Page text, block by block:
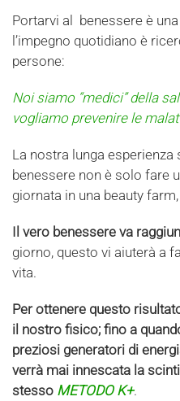
Portarvi al benessere è
l’impegno quotidiano è
persone:
Noi siamo “medici” della
vogliamo prevenire le
La nostra lunga esperienza
benessere non è solo fare
giornata in una beauty
Il vero benessere va
giorno, questo vi aiuterà a
vita.
Per ottenere questo
il nostro fisico; fino a
preziosi generatori di
verrà mai innescata la
stesso METODO K+.